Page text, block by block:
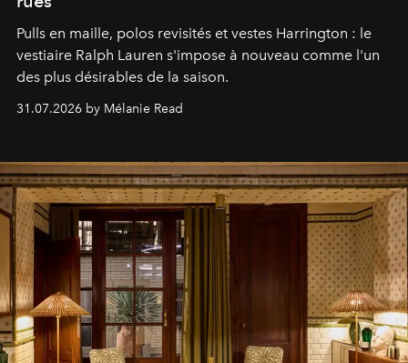
Pulls en maille, polos revisités et vestes Harrington : le
vestiaire Ralph Lauren s'impose à nouveau comme l'un
des plus désirables de la saison.
31.07.2026 by Mélanie Read